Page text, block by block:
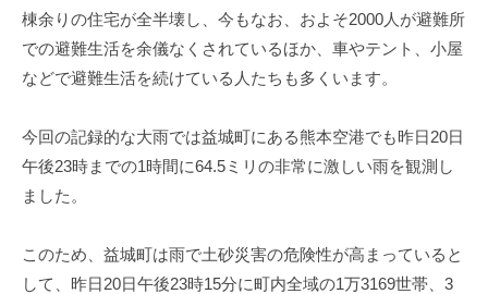
棟余りの住宅が全半壊し、今もなお、およそ2000人が避難所
での避難生活を余儀なくされているほか、車やテント、小屋
などで避難生活を続けている人たちも多くいます。
今回の記録的な大雨では益城町にある熊本空港でも昨日20日
午後23時までの1時間に64.5ミリの非常に激しい雨を観測し
ました。
このため、益城町は雨で土砂災害の危険性が高まっていると
して、昨日20日午後23時15分に町内全域の1万3169世帯、3